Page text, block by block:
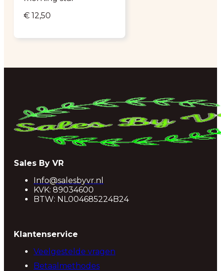
€ 12,50
Sales By VR
Info@salesbyvr.nl
KVK: 89034600
BTW: NL004685224B24
Klantenservice
Veelgestelde vragen
Betaalmethodes